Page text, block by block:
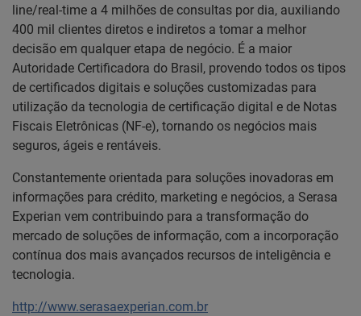
line/real-time a 4 milhões de consultas por dia, auxiliando
400 mil clientes diretos e indiretos a tomar a melhor
decisão em qualquer etapa de negócio. É a maior
Autoridade Certificadora do Brasil, provendo todos os tipos
de certificados digitais e soluções customizadas para
utilização da tecnologia de certificação digital e de Notas
Fiscais Eletrônicas (NF-e), tornando os negócios mais
seguros, ágeis e rentáveis.
Constantemente orientada para soluções inovadoras em
informações para crédito, marketing e negócios, a Serasa
Experian vem contribuindo para a transformação do
mercado de soluções de informação, com a incorporação
contínua dos mais avançados recursos de inteligência e
tecnologia.
http://www.serasaexperian.com.br